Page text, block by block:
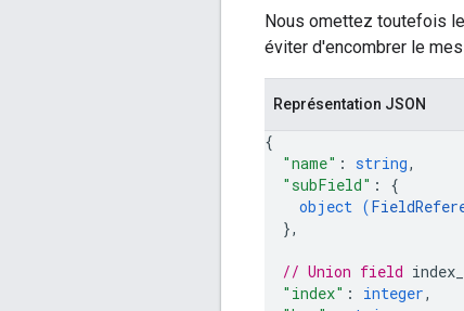
Nous omettez toutefois
éviter d'encombrer le
Représentation JSON
{
"name" : string,
"subField" : {
object (
},
// Union field
"index" : integer,